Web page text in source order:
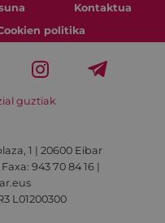
Kontaktua
politika
guztiak
1 | 20600 Eibar
943 70 84 16 |
L01200300